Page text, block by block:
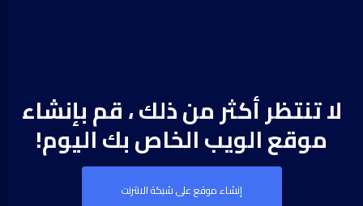
لا تنتظر أكثر من ذلك ، قم بإنشاء
موقع الويب الخاص بك اليوم!
إنشاء موقع على شبكة الانترنت